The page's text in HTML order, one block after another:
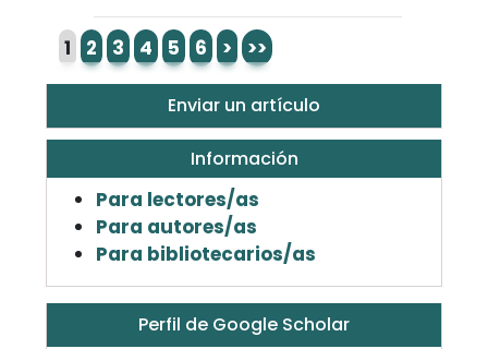
1 2 3 4 5 6 > >>
Enviar un artículo
Información
Para lectores/as
Para autores/as
Para bibliotecarios/as
Perfil de Google Scholar